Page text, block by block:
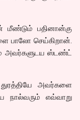
மீண்டும் பதினான்கு
பாலோ செய்கிறான்.
அவர்களுடய ஸ்டண்ட்
அவர்களை
நால்வரும் எவ்வாறு